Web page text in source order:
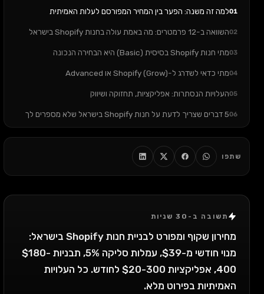
01למה זה משנה: הפער בין המחיר המפורסם לעלות האמיתית
02השוואה ב-12 פרמטרים: מה באמת עולה בחנות Shopify בישראל
03מתי חנות Shopify בסיסית (Basic) היא הבחירה הנכונה
04מתי כדאי לשדרג ל-Shopify (Grow) או Advanced
05העלויות הנסתרות: אפליקציות, תחזוקה ושיווק
065 דברים שצריך לדעת על חנות Shopify בישראל שלא מספרים לך
הטעות הכי נפוצה שאני רואה
08 שאלות נפוצות (FAQ)
09סיכום: במה לבחור
10צריך חנות Shopify שבנויה נכון מההתחלה?
שתפו
תשובה ב-30 שניות
מחירון שקוף ומפורט לבניית חנות Shopify בישראל:
מנוי חודשי מ-$39, עמלות סליקה 5%, תבניות $180-
400, אפליקציות $20-300 לחודש. כל העלויות
האמיתיות בפירוט מלא.